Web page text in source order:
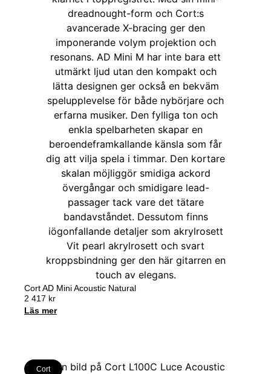
Cort AD Mini Acoustic Natural
2 417 kr
Läs mer
Cort